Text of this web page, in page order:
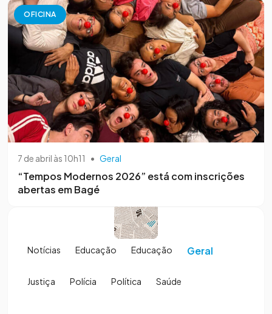
OFICINA
7 de abril às 10h11 • Geral
“Tempos Modernos 2026” está com inscrições
abertas em Bagé
Notícias Educação Educação Geral
Justiça Polícia Política Saúde